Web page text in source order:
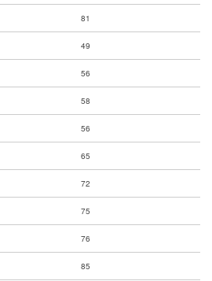
81
49
56
58
56
65
72
75
76
85